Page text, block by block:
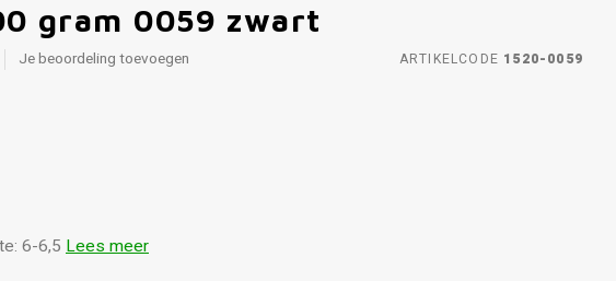
gram 0059 zwart
Je beoordeling toevoegen ARTIKELCODE 1520-0059
6-6,5 Lees meer